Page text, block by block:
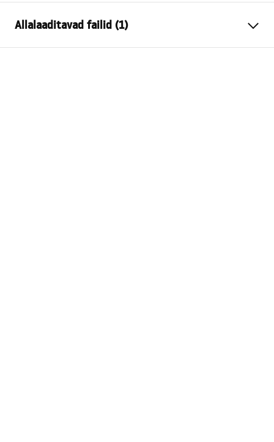
Mudel
Ühilduvad loputusnupud
Tüüp J
Allalaaditavad failid (1)